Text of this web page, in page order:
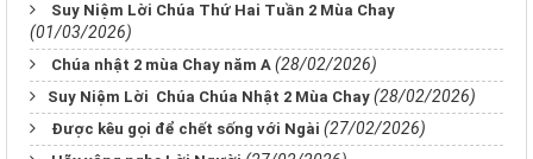
Suy Niệm Lời Chúa Thứ Hai Tuần 2 Mùa Chay
(01/03/2026)
Chúa nhật 2 mùa Chay năm A (28/02/2026)
​​​​​​​Suy Niệm Lời Chúa Chúa Nhật 2 Mùa Chay (28/02/2026)
Được kêu gọi để chết sống với Ngài (27/02/2026)